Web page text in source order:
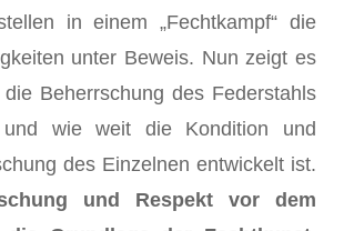
in einem „Fechtkampf“ die
unter Beweis. Nun zeigt es
Beherrschung des Federstahls
wie weit die Kondition und
des Einzelnen entwickelt ist.
und Respekt vor dem